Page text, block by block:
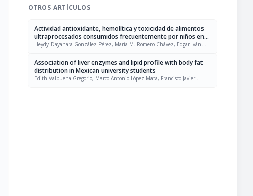
OTROS ARTÍCULOS
Actividad antioxidante, hemolítica y toxicidad de alimentos
ultraprocesados consumidos frecuentemente por niños en
México
Heydy Dayanara González-Pérez, María M. Romero-Chávez, Edgar Iván
Association of liver enzymes and lipid profile with body fat
distribution in Mexican university students
Edith Valbuena-Gregorio, Marco Antonio López-Mata, Francisco Javier